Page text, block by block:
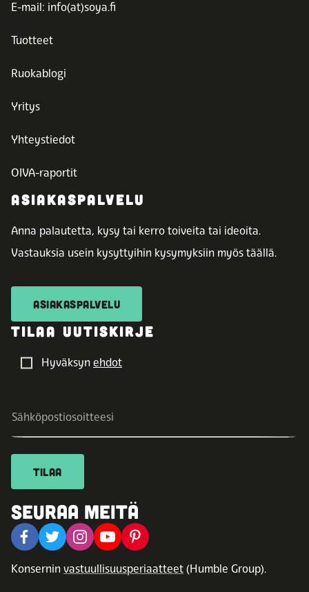
E-mail: info(at)soya.fi
Tuotteet
Ruokablogi
Yritys
Yhteystiedot
OIVA-raportit
ASIAKASPALVELU
Anna palautetta, kysy tai kerro toiveita tai ideoita.
Vastauksia usein kysyttyihin kysymyksiin myös täällä.
ASIAKASPALVELU
TILAA UUTISKIRJE
Hyväksyn ehdot
TILAA
SEURAA MEITÄ
Konsernin vastuullisuusperiaatteet (Humble Group).